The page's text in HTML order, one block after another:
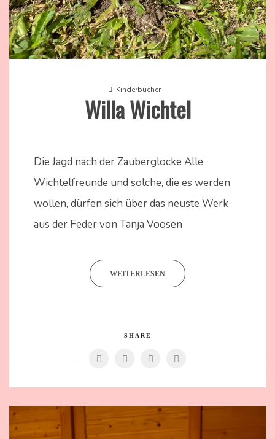
Kinderbücher
Willa Wichtel
2024
Kammer
Die Jagd nach der Zauberglocke Alle
Wichtelfreunde und solche, die es werden
wollen, dürfen sich über das neuste Werk
aus der Feder von Tanja Voosen
WEITERLESEN
SHARE